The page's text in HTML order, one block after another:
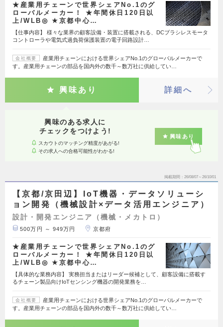
★産業用チェーンで世界シェアNo.1のグ
ローバルメーカー！ ★年間休日120日以
上/WLB◎ ★京都中心…
【仕事内容】 様々な業界の顧客設備・装置に搭載される、DCブラシレスモータ
コントローラや電気式過負荷保護装置の電子回路設計…
会社概要
産業用チェーンにおける世界シェアNo.1のグローバルメーカーで
す。産業用チェーンの部品を国内外の数千～数万社に供給してい…
興味あり 詳細へ
興味のある求人に
チェックをつけよう!
スカウトのマッチング精度があがる!
その求人への合格可能性がわかる!
興味あり
掲載期間 26/08/07～26/10/01
【京都/京田辺】IoT機器・データソリューシ
ョン開発（機械設計×データ活用エンジニア）
設計・開発エンジニア（機械・メカトロ）
500万円 ～ 949万円 京都府
★産業用チェーンで世界シェアNo.1のグ
ローバルメーカー！ ★年間休日120日以
上/WLB◎ ★京都中心…
【具体的な業務内容】 実務担当またはリーダー候補として、顧客設備に搭載す
るチェーン製品向けIoTセンシング機器の開発業務を…
会社概要
産業用チェーンにおける世界シェアNo.1のグローバルメーカーで
す。産業用チェーンの部品を国内外の数千～数万社に供給してい…